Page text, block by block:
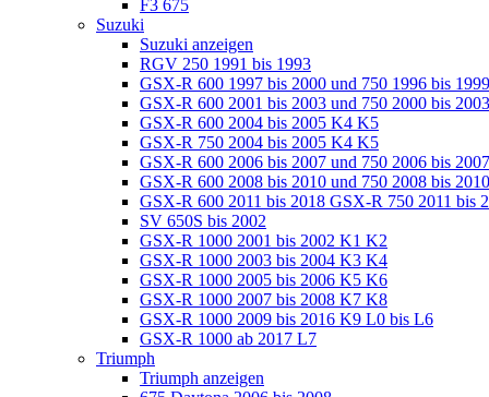
F3 675
Suzuki
Suzuki anzeigen
RGV 250 1991 bis 1993
GSX-R 600 1997 bis 2000 und 750 1996 bis 1999
GSX-R 600 2001 bis 2003 und 750 2000 bis
GSX-R 600 2004 bis 2005 K4 K5
GSX-R 750 2004 bis 2005 K4 K5
GSX-R 600 2006 bis 2007 und 750 2006 bis
GSX-R 600 2008 bis 2010 und 750 2008 bis
GSX-R 600 2011 bis 2018 GSX-R 750 2011 bis
SV 650S bis 2002
GSX-R 1000 2001 bis 2002 K1 K2
GSX-R 1000 2003 bis 2004 K3 K4
GSX-R 1000 2005 bis 2006 K5 K6
GSX-R 1000 2007 bis 2008 K7 K8
GSX-R 1000 2009 bis 2016 K9 L0 bis L6
GSX-R 1000 ab 2017 L7
Triumph
Triumph anzeigen